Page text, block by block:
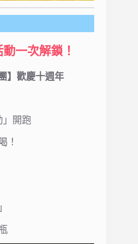
一次解鎖！
】歡慶十週年
」開跑
！